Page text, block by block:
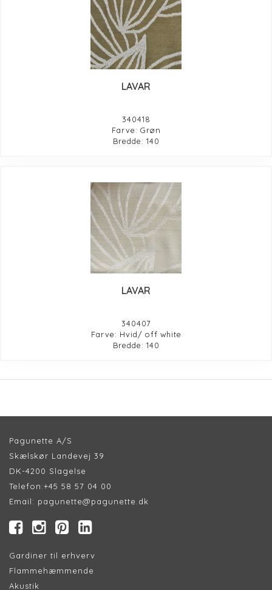
LAVAR
340418
Farve: Grøn
Bredde: 140
LAVAR
340407
Farve: Hvid/ off white
Bredde: 140
Pagunette A/S
Skælskør Landevej 39
DK-4200 Slagelse
Telefon:+45 58 57 04 00
Email: pagunette@pagunette.dk
Gardiner til erhverv
Flammehæmmende
Akustik